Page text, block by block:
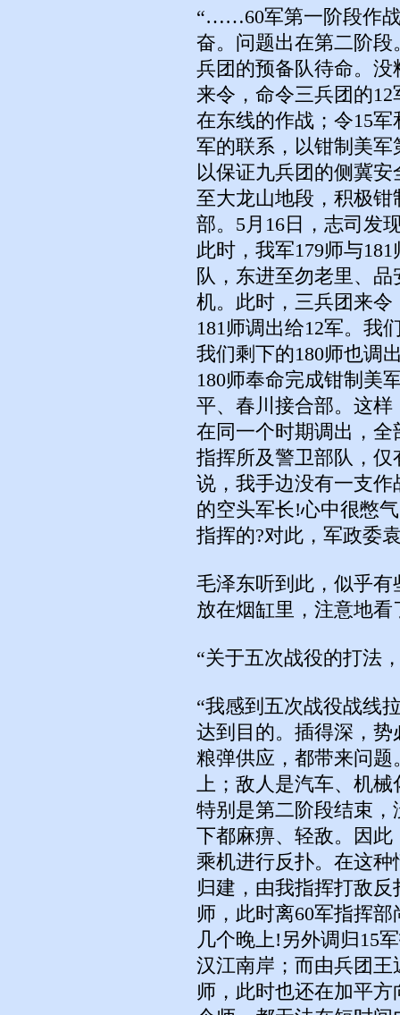
“……60军第一阶段作
奋。问题出在第二阶
兵团的预备队待命。
来令，命令三兵团的
在东线的作战；令15
军的联系，以钳制美
以保证九兵团的侧冀
至大龙山地段，积极
部。5月16日，志司发
此时，我军179师与
队，东进至勿老里、
机。此时，三兵团来令
181师调出给12军。我
我们剩下的180师也调
180师奉命完成钳制美
平、春川接合部。这样
在同一个时期调出，
指挥所及警卫部队，
说，我手边没有一支
的空头军长!心中很憋
指挥的?对此，军政委
毛泽东听到此，似乎
放在烟缸里，注意地
“关于五次战役的打法
“我感到五次战役战线
达到目的。插得深，
粮弹供应，都带来问
上；敌人是汽车、机
特别是第二阶段结束
下都麻痹、轻敌。因
乘机进行反扑。在这
归建，由我指挥打敌反
师，此时离60军指挥
几个晚上!另外调归15
汉江南岸；而由兵团王
师，此时也还在加平